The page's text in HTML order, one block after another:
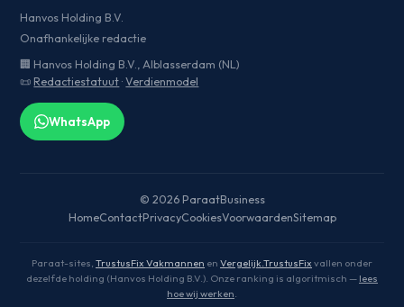
Hanvos Holding B.V.
Onafhankelijke redactie
🏢 Hanvos Holding B.V., Alblasserdam (NL)
📜 Redactiestatuut ·Verdienmodel
WhatsApp
© 2026 ParaatBusiness
HomeContactPrivacyCookiesVoorwaardenSitemap
Paraat-sites, TrustusFix Vakmannen en Vergelijk.TrustusFix vallen onder
dezelfde holding (Hanvos Holding B.V.). Onze ranking is algoritmisch — lees
hoe wij werken.